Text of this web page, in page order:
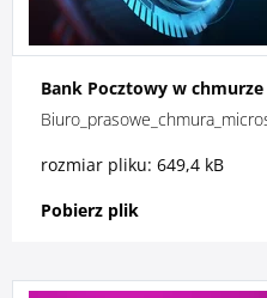
Bank Pocztowy w chmurze
rozmiar pliku: 649,4 kB
Pobierz plik